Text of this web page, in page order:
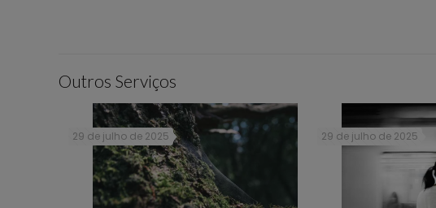
Outros Serviços
29 de julho de 2025 29 de julho de 2025